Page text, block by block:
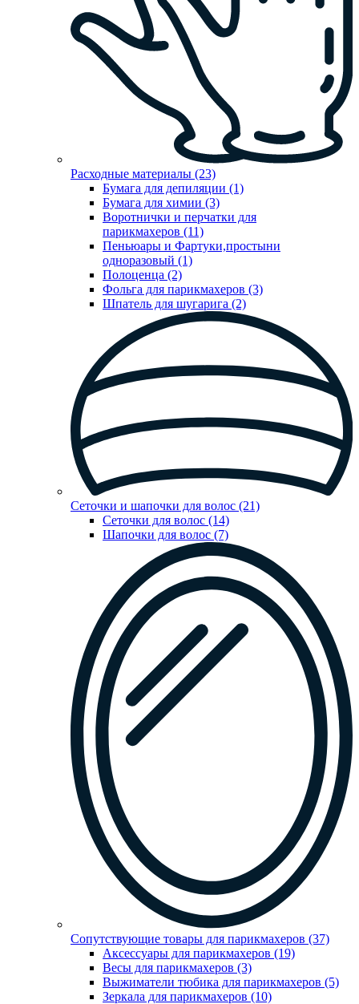
Расходные материалы (23)
Бумага для депиляции (1)
Бумага для химии (3)
Воротнички и перчатки для
парикмахеров (11)
Пеньюары и Фартуки,простыни
одноразовый (1)
Полоценца (2)
Фольга для парикмахеров (3)
Шпатель для шугарига (2)
Сеточки и шапочки для волос (21)
Сеточки для волос (14)
Шапочки для волос (7)
Сопутствующие товары для парикмахеров (37)
Аксессуары для парикмахеров (19)
Весы для парикмахеров (3)
Выжиматели тюбика для парикмахеров (5)
Зеркала для парикмахеров (10)